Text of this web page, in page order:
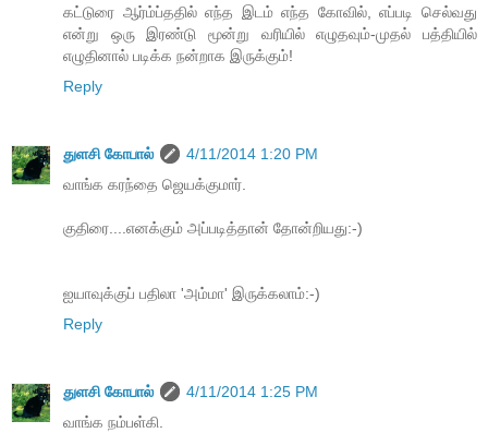
கட்டுரை ஆர்ம்ப்ததில் எந்த இடம் எந்த கோவில், எப்படி செல்வது
என்று ஒரு இரண்டு மூன்று வரியில் எழுதவும்-முதல் பத்தியில்
எழுதினால் படிக்க நன்றாக இருக்கும்!
Reply
துளசி கோபால்
4/11/2014 1:20 PM
வாங்க கரந்தை ஜெயக்குமார்.
குதிரை....எனக்கும் அப்படித்தான் தோன்றியது:-)
ஐயாவுக்குப் பதிலா 'அம்மா' இருக்கலாம்:-)
Reply
துளசி கோபால்
4/11/2014 1:25 PM
வாங்க நம்பள்கி.